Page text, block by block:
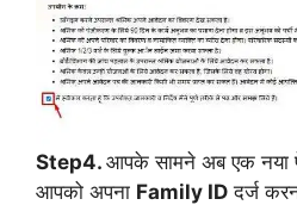
Step4. आपके सामने अब एक नया
आपको अपना Family ID दर्ज